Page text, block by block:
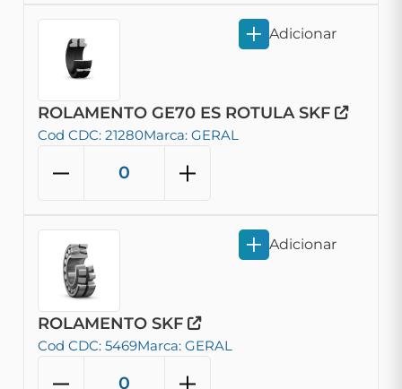
ROLAMENTO GE70 ES ROTULA SKF
Cod CDC: 21280Marca: GERAL
Adicionar
ROLAMENTO SKF
Cod CDC: 5469Marca: GERAL
Adicionar